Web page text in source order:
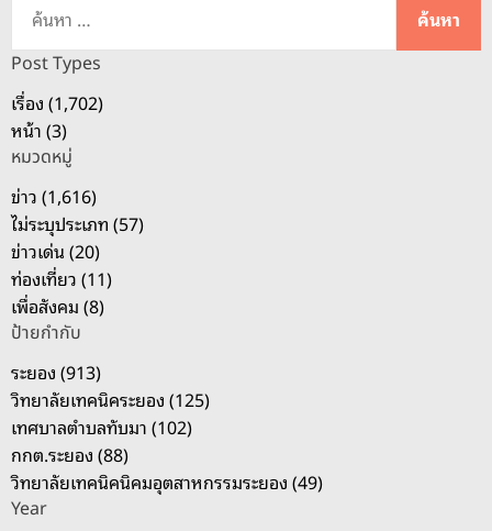
ห
สำ
ห
รั
บ
:
Post Types
เรื่อง (1,702)
หน้า (3)
หมวดหมู่
ข่าว (1,616)
ไม่ระบุประเภท (57)
ข่าวเด่น (20)
ท่องเที่ยว (11)
เพื่อสังคม (8)
ป้ายกำกับ
ระยอง (913)
วิทยาลัยเทคนิคระยอง (125)
เทศบาลตำบลทับมา (102)
กกต.ระยอง (88)
วิทยาลัยเทคนิคนิคมอุตสาหกรรมระยอง (49)
Year